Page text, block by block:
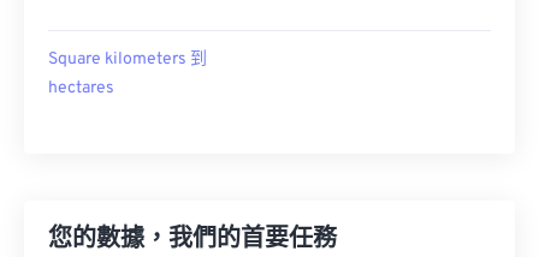
Square kilometers 到
hectares
您的數據，我們的首要任務